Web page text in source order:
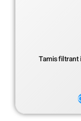
Tamis filtrant